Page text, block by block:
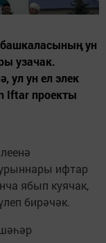
ун
узачак.
ул ун ел элек
Iftar проекты
ифтар
ябып куячак,
бирәчәк.